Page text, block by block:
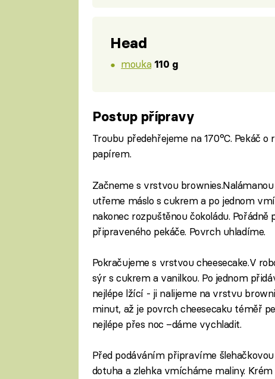
Head
mouka 110 g
Postup přípravy
Troubu předehřejeme na 170°C. Pekáč
papírem.
Začneme s vrstvou
utřeme máslo s cukrem a po jednom
nakonec rozpuštěnou čokoládu.
připraveného pekáče. Povrch uhladíme.
Pokračujeme s vrstvou cheesecake.V
sýr s cukrem a vanilkou. Po jednom
nejlépe lžící - ji nalijeme na vrstvu
minut, až je povrch cheesecaku téměř
nejlépe přes noc –dáme vychladit.
Před podáváním připravíme
dotuha a zlehka vmícháme maliny.